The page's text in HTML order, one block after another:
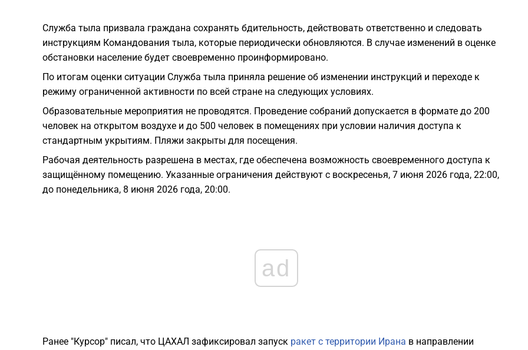
Служба тыла призвала граждана сохранять бдительность, действовать ответственно и следовать
инструкциям Командования тыла, которые периодически обновляются. В случае изменений в оценке
обстановки население будет своевременно проинформировано.
По итогам оценки ситуации Служба тыла приняла решение об изменении инструкций и переходе к
режиму ограниченной активности по всей стране на следующих условиях.
Образовательные мероприятия не проводятся. Проведение собраний допускается в формате до 200
человек на открытом воздухе и до 500 человек в помещениях при условии наличия доступа к
стандартным укрытиям. Пляжи закрыты для посещения.
Рабочая деятельность разрешена в местах, где обеспечена возможность своевременного доступа к
защищённому помещению. Указанные ограничения действуют с воскресенья, 7 июня 2026 года, 22:00,
до понедельника, 8 июня 2026 года, 20:00.
ad
Ранее "Курсор" писал, что ЦАХАЛ зафиксировал запуск ракет с территории Ирана в направлении